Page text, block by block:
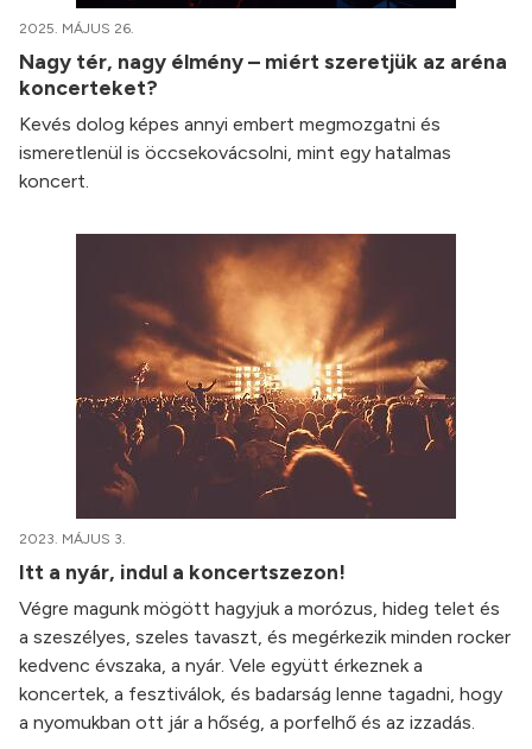
2025. MÁJUS 26.
Nagy tér, nagy élmény – miért szeretjük az aréna
koncerteket?
Kevés dolog képes annyi embert megmozgatni és
ismeretlenül is öccsekovácsolni, mint egy hatalmas
koncert.
2023. MÁJUS 3.
Itt a nyár, indul a koncertszezon!
Végre magunk mögött hagyjuk a morózus, hideg telet és
a szeszélyes, szeles tavaszt, és megérkezik minden rocker
kedvenc évszaka, a nyár. Vele együtt érkeznek a
koncertek, a fesztiválok, és badarság lenne tagadni, hogy
a nyomukban ott jár a hőség, a porfelhő és az izzadás.